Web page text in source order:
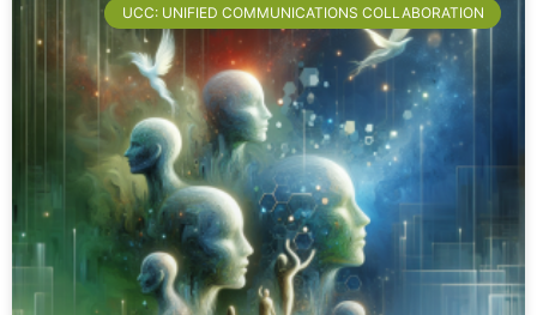
UCC: UNIFIED COMMUNICATIONS COLLABORATION